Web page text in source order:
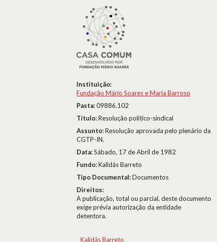
Instituição:
Fundação Mário Soares e Maria Barroso
Pasta:09886.102
Título:Resolução político-sindical
Assunto:Resolução aprovada pelo plenário da
CGTP-IN.
Data:Sábado, 17 de Abril de 1982
Fundo:Kalidás Barreto
Tipo Documental:Documentos
Direitos:
A publicação, total ou parcial, deste documento
exige prévia autorização da entidade
detentora.
Kalidás Barreto